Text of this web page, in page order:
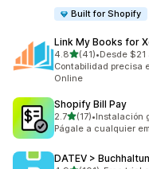
Built for Shopify
Link My Books for
4.8de 5 estrellas
(41)
41 reseñas en total
•Desde $21
Contabilidad precisa
Online
Shopify Bill Pay
2.7de 5 estrellas
(17)
17 reseñas en total
•Instalación
Págale a cualquier
DATEV >